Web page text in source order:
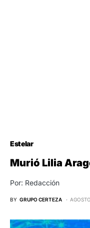
Estelar
Murió Lilia
Por: Redacción
BY GRUPO CERTEZA